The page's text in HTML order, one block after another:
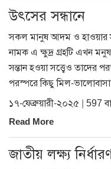
উৎসের সন্ধানে
সকল মানুষ আদম ও হাওয়ার
নামক এ ক্ষুদ্র গ্রহটি এখন
সন্তান হওয়া সত্ত্বেও তাদের
পরস্পরে কিছু মিল-
১৭-ফেব্রুয়ারী-২০২৫ | 597
Read More
জাতীয় লক্ষ্য